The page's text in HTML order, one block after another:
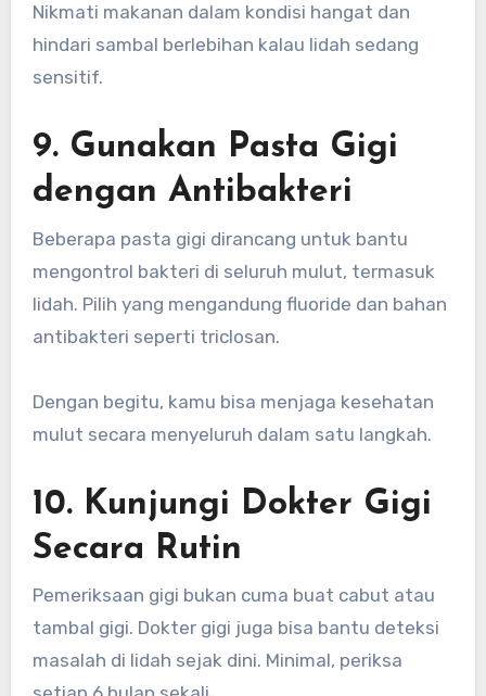
Nikmati makanan dalam kondisi hangat dan
hindari sambal berlebihan kalau lidah sedang
sensitif.
9. Gunakan Pasta Gigi
dengan Antibakteri
Beberapa pasta gigi dirancang untuk bantu
mengontrol bakteri di seluruh mulut, termasuk
lidah. Pilih yang mengandung fluoride dan bahan
antibakteri seperti triclosan.
Dengan begitu, kamu bisa menjaga kesehatan
mulut secara menyeluruh dalam satu langkah.
10. Kunjungi Dokter Gigi
Secara Rutin
Pemeriksaan gigi bukan cuma buat cabut atau
tambal gigi. Dokter gigi juga bisa bantu deteksi
masalah di lidah sejak dini. Minimal, periksa